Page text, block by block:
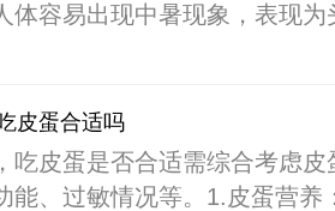
体容易出现中暑现象，表现
皮蛋合适吗
吃皮蛋是否合适需综合考虑
能、过敏情况等。1.皮蛋营养